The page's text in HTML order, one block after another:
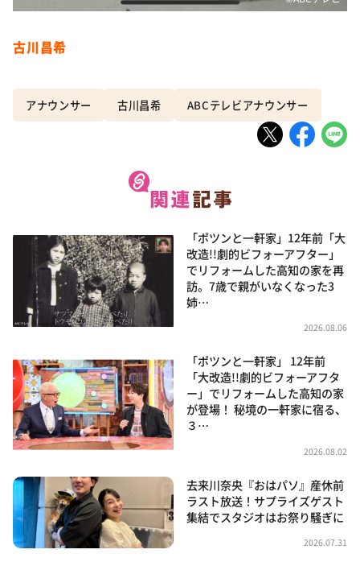
古川昌希
アナウンサー 古川昌希 ABCテレビアナウンサー
「ポツンと一軒家」12年前「大
改造!!劇的ビフォーアフター」
でリフォームした高知の家を再
訪。7歳で親がいなくなった3
姉…
2026.08.06
「ポツンと一軒家」 12年前
「大改造!!劇的ビフォーアフタ
ー」でリフォームした高知の家
が登場！ 秘境の一軒家に宿る、
３…
2026.08.02
去来川奈央『おはパソ』産休前
ラスト放送！サプライズゲスト
集結でスタジオはお祭り騒ぎに
2026.07.31